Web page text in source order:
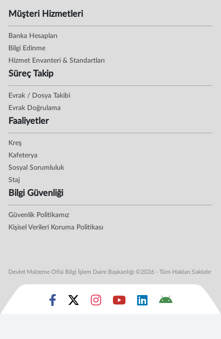
Müşteri Hizmetleri
Banka Hesapları
Bilgi Edinme
Hizmet Envanteri & Standartları
Süreç Takip
Evrak / Dosya Takibi
Evrak Doğrulama
Faaliyetler
Kreş
Kafeterya
Sosyal Sorumluluk
Staj
Bilgi Güvenliği
Güvenlik Politikamız
Kişisel Verileri Koruma Politikası
Devlet Malzeme Ofisi Bilgi İşlem Daire Başkanlığı ©2026 - Tüm Hakları Saklıdır